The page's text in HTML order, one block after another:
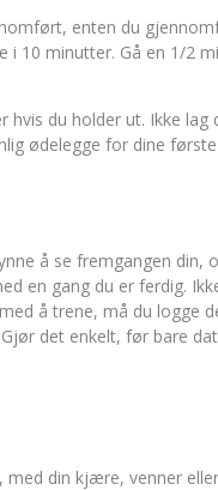
enten du
i 10 minutter. Gå en 1/2
du holder ut. Ikke lag
ødelegge for dine
å se fremgangen din,
en gang du er ferdig.
å trene, må du logge
det enkelt, før bare
din kjære, venner